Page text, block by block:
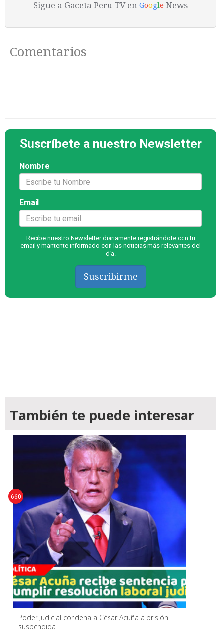
Sigue a Gaceta Peru TV en Google News
Comentarios
Suscríbete a nuestro Newsletter
Nombre
Email
Recibe nuestro Newsletter diariamente registrándote con tu
email y mantente informado con las noticias más relevantes del
día.
Suscribirme
También te puede interesar
Poder Judicial condena a César Acuña a prisión
suspendida
660